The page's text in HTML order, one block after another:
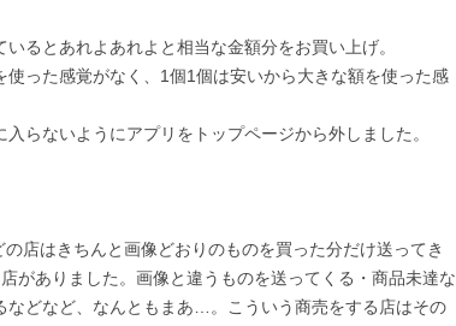
るとあれよあれよと相当な金額分をお買い上げ。
った感覚がなく、1個1個は安いから大きな額を使った感
らないようにアプリをトップページから外しました。
店はきちんと画像どおりのものを買った分だけ送ってき
がありました。画像と違うものを送ってくる・商品未達な
などなど、なんともまあ…。こういう商売をする店はその